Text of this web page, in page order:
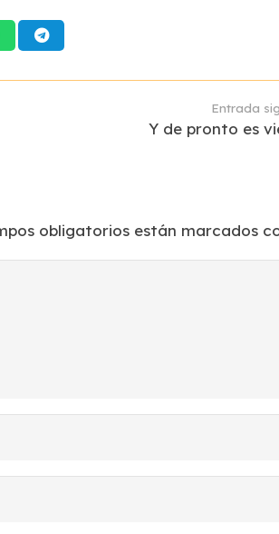
Entrada
Y de pronto es
obligatorios están marcados